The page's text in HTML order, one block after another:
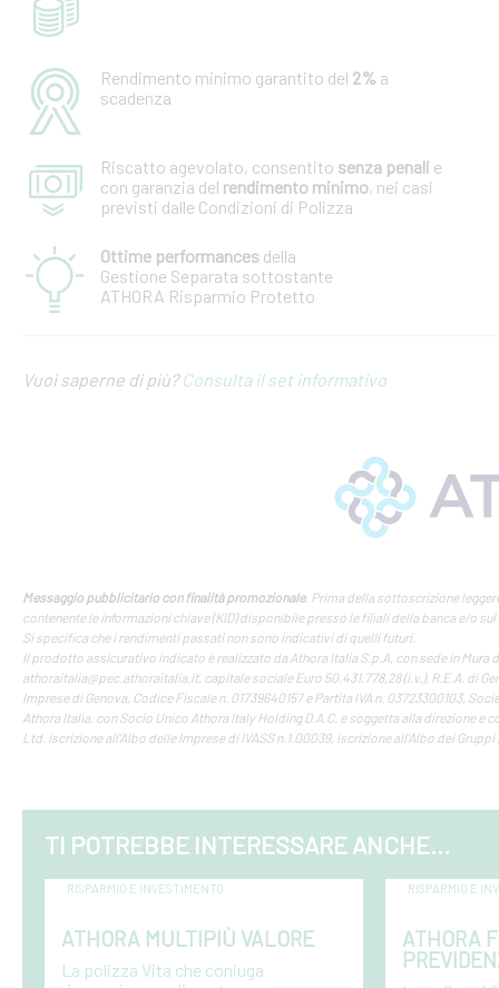
Rendimento minimo garantito del 2% a
scadenza
Riscatto agevolato, consentito senza penali e
con garanzia del rendimento minimo, nei casi
previsti dalle Condizioni di Polizza
Ottime performances della
Gestione Separata sottostante
ATHORA Risparmio Protetto
Vuoi saperne di più?Consulta il set informativo
Messaggio pubblicitario con finalità promozionale. Prima della sottoscrizione
contenente le informazioni chiave (KID) disponibile presso le filiali della banca e/o
Si specifica che i rendimenti passati non sono indicativi di quelli futuri.
Il prodotto assicurativo indicato è realizzato da Athora Italia S.p.A, con sede in Mura di
athoraitalia@pec.athoraitalia.it, capitale sociale Euro 50.431.778,28 (i.v.), R.E.A. di
Imprese di Genova, Codice Fiscale n. 01739640157 e Partita IVA n. 03723300103,
Athora Italia, con Socio Unico Athora Italy Holding D.A.C. e soggetta alla direzione e
Ltd. iscrizione all’Albo delle Imprese di IVASS n.1.00039, iscrizione all’Albo dei Gruppi
TI POTREBBE INTERESSARE ANCHE...
RISPARMIO E INVESTIMENTO
ATHORA MULTIPIÙ VALORE
La polizza Vita che coniuga
RISPARMIO E
ATHORA